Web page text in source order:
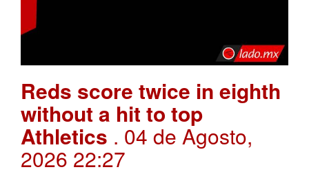
Reds score twice in eighth
without a hit to top
Athletics . 04 de Agosto,
2026 22:27